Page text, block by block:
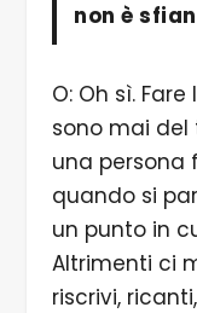
non è
O: Oh sì.
sono mai del
una persona
quando si
un punto in
Altrimenti ci
riscrivi,